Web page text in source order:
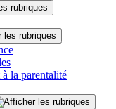
la parentalité